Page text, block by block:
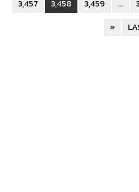
3,457
3,458 3,459 ...
»